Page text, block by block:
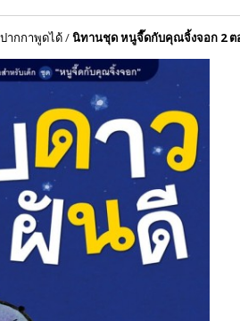
ากกาพูดได้/นิทานชุด หนูจี๊ดกับคุณจิ้งจอก 2 ต